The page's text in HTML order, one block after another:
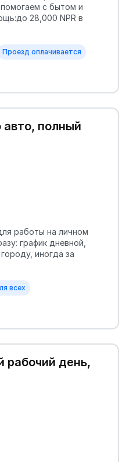
с бытом и
28,000 NPR в
Проезд оплачивается
авто, полный
работы на личном
график дневной,
иногда за
всех
день,